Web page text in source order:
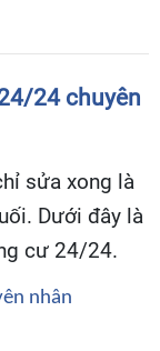
24 chuyên
sửa xong là
Dưới đây là
cư 24/24.
nhân